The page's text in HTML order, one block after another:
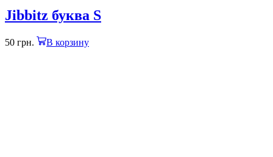
Jibbitz буква S
50 грн. В корзину